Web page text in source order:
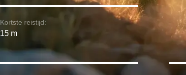
Kortste reistijd:
15 m